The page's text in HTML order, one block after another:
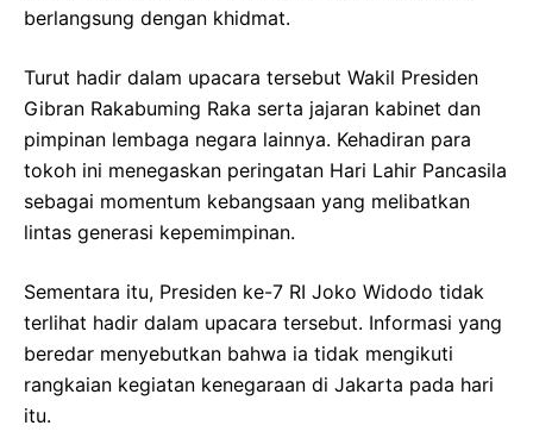
berlangsung dengan khidmat.
Turut hadir dalam upacara tersebut Wakil Presiden
Gibran Rakabuming Raka serta jajaran kabinet dan
pimpinan lembaga negara lainnya. Kehadiran para
tokoh ini menegaskan peringatan Hari Lahir Pancasila
sebagai momentum kebangsaan yang melibatkan
lintas generasi kepemimpinan.
Sementara itu, Presiden ke-7 RI Joko Widodo tidak
terlihat hadir dalam upacara tersebut. Informasi yang
beredar menyebutkan bahwa ia tidak mengikuti
rangkaian kegiatan kenegaraan di Jakarta pada hari
itu.